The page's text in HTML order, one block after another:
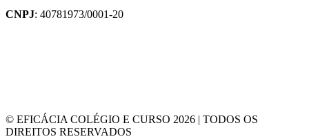
CNPJ: 40781973/0001-20
© EFICÁCIA COLÉGIO E CURSO 2026 | TODOS OS
DIREITOS RESERVADOS